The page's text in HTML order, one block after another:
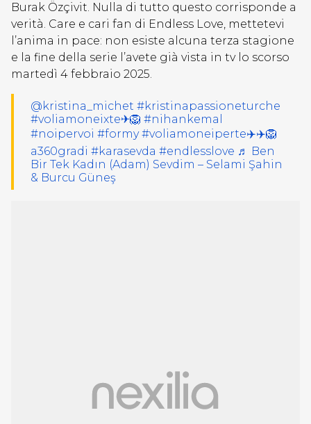
Burak Özçivit. Nulla di tutto questo corrisponde a
verità. Care e cari fan di Endless Love, mettetevi
l’anima in pace: non esiste alcuna terza stagione
e la fine della serie l’avete già vista in tv lo scorso
martedì 4 febbraio 2025.
@kristina_michet #kristinapassioneturche
#voliamoneixte✈🦁 #nihankemal
#noipervoi #formy #voliamoneiperte✈️✈️🦁
a360gradi #karasevda #endlesslove ♬ Ben
Bir Tek Kadın (Adam) Sevdim – Selami Şahin
& Burcu Güneş